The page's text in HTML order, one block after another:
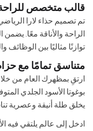
قالب متخصص للراحة
تم تصميم حذاء لارا
الراحة والأناقة معًا. يضمن
توازنًا مثاليًا بين
متناسق تمامًا مع
ارتقِ بمظهرك العام من
بوغوتا الأسود الجلدي
يخلق طلة أنيقة وعصرية
ادخل إلى عالم يلتقي فيه